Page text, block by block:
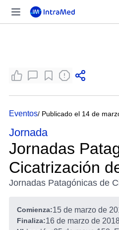
Eventos/ Publicado el 14 de
Jornada
Jornadas
Cicatrización
Jornadas Patagónicas de
Comienza:15 de marzo de
Finaliza:16 de marzo de